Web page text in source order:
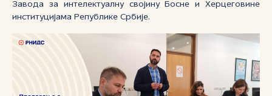
Завода за интелектуалну својину Босне и Херцеговине
институцијама Републике Србије.